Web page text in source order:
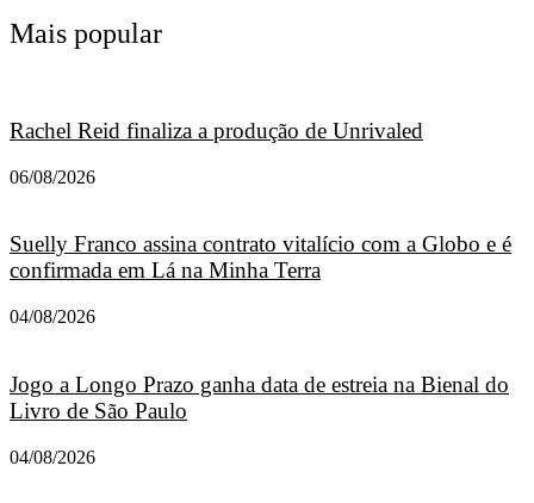
Mais popular
Rachel Reid finaliza a produção de Unrivaled
06/08/2026
Suelly Franco assina contrato vitalício com a Globo e é
confirmada em Lá na Minha Terra
04/08/2026
Jogo a Longo Prazo ganha data de estreia na Bienal do
Livro de São Paulo
04/08/2026